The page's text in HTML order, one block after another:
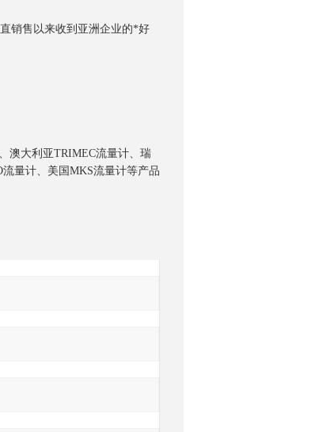
销售以来收到亚洲企业的*好
澳大利亚TRIMEC流量计、瑞
量计、美国MKS流量计等产品